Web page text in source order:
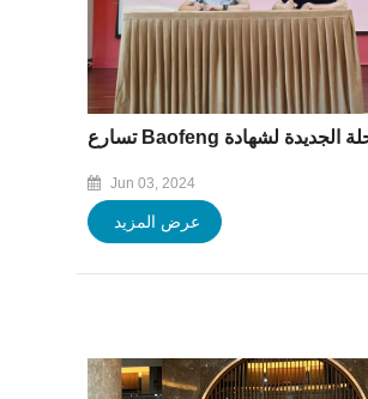
Jun 03, 2024
عرض المزيد